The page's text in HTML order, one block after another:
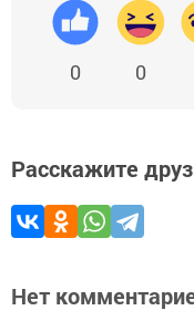
0 0
Расскажите
Нет